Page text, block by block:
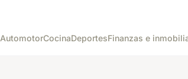
AutomotorCocinaDeportesFinanzas e